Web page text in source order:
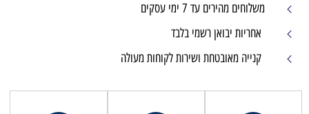
משלוחים מהירים עד 7 ימי עסקים
אחריות יבואן רשמי בלבד
קנייה מאובטחת ושירות לקוחות מעולה